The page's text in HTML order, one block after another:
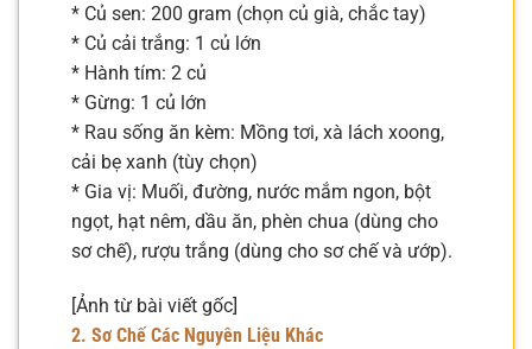
* Củ sen: 200 gram (chọn củ già, chắc tay)
* Củ cải trắng: 1 củ lớn
* Hành tím: 2 củ
* Gừng: 1 củ lớn
* Rau sống ăn kèm: Mồng tơi, xà lách xoong,
cải bẹ xanh (tùy chọn)
* Gia vị: Muối, đường, nước mắm ngon, bột
ngọt, hạt nêm, dầu ăn, phèn chua (dùng cho
sơ chế), rượu trắng (dùng cho sơ chế và ướp).
[Ảnh từ bài viết gốc]
2. Sơ Chế Các Nguyên Liệu Khác